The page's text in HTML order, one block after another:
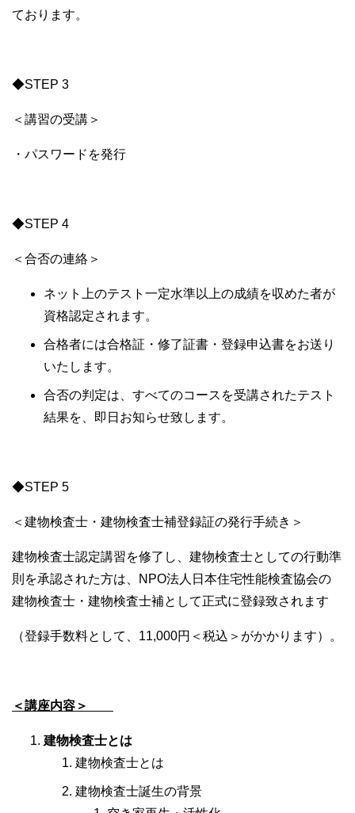
ております。
◆STEP 3
＜講習の受講＞
・パスワードを発行
◆STEP 4
＜合否の連絡＞
ネット上のテスト一定水準以上の成績を収めた者が
資格認定されます。
合格者には合格証・修了証書・登録申込書をお送り
いたします。
合否の判定は、すべてのコースを受講されたテスト
結果を、即日お知らせ致します。
◆STEP 5
＜建物検査士・建物検査士補登録証の発行手続き＞
建物検査士認定講習を修了し、建物検査士としての行動準
則を承認された方は、NPO法人日本住宅性能検査協会の
建物検査士・建物検査士補として正式に登録致されます
（登録手数料として、11,000円＜税込＞がかかります）。
＜講座内容＞
建物検査士とは
建物検査士とは
建物検査士誕生の背景